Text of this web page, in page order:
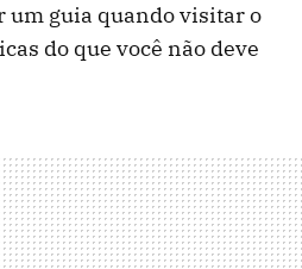
um guia quando visitar o
do que você não deve